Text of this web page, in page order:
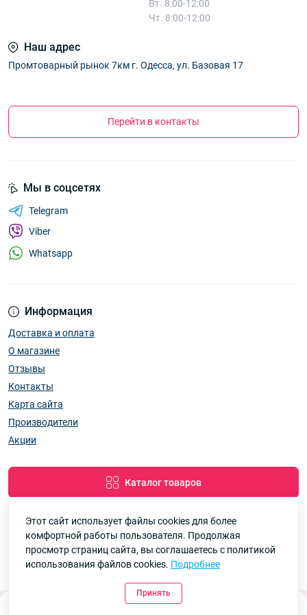
Вт. 8:00-12:00
Чт. 8:00-12:00
Наш адрес
Промтоварный рынок 7км г. Одесса, ул. Базовая 17
Перейти в контакты
Информация
Доставка и оплата
О магазине
Отзывы
Контакты
Карта сайта
Производители
Акции
Каталог товаров
Мы в соцсетях
Telegram
Viber
Whatsapp
7км Одеса — Одяг і аксесуари оптом © 2026
Этот сайт использует файлы cookies для более
комфортной работы пользователя. Продолжая
просмотр страниц сайта, вы соглашаетесь с политикой
использования файлов cookies. Подробнее
Принять